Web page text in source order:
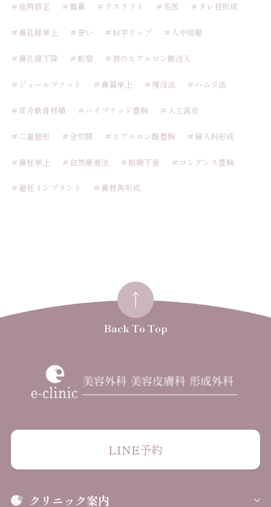
＃他院修正 ＃鷲鼻 ＃テスリフト ＃名医 ＃タレ目形成
＃鼻孔縁挙上 ＃安い ＃M字リップ ＃人中短縮
＃鼻孔縁下降 ＃新宿 ＃唇のヒアルロン酸注入
＃ジョールファット ＃鼻翼挙上 ＃埋没法 ＃ハムラ法
＃耳介軟骨移植 ＃ハイブリッド豊胸 ＃人工真皮
＃二重整形 ＃全切開 ＃ヒアルロン酸豊胸 ＃婦人科形成
＃鼻柱挙上 ＃自然癒着法 ＃眼瞼下垂 ＃コンデンス豊胸
＃避妊インプラント ＃鼻唇角形成
LINE予約
クリニック案内
Back To Top